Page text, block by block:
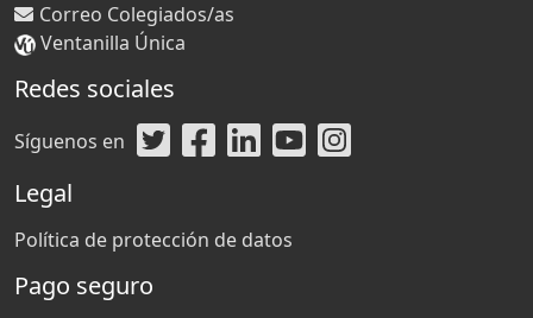
Correo Colegiados/as
Ventanilla Única
Redes sociales
Síguenos en
Legal
Política de protección de datos
Pago seguro